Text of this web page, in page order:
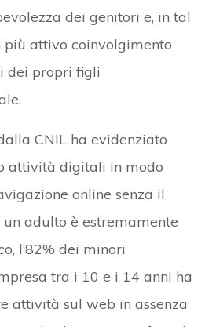
dei genitori e, in tal
attivo coinvolgimento
dei propri figli
CNIL ha evidenziato
attività digitali in modo
online senza il
adulto è estremamente
l’82% dei minori
tra i 10 e i 14 anni ha
attività sul web in assenza